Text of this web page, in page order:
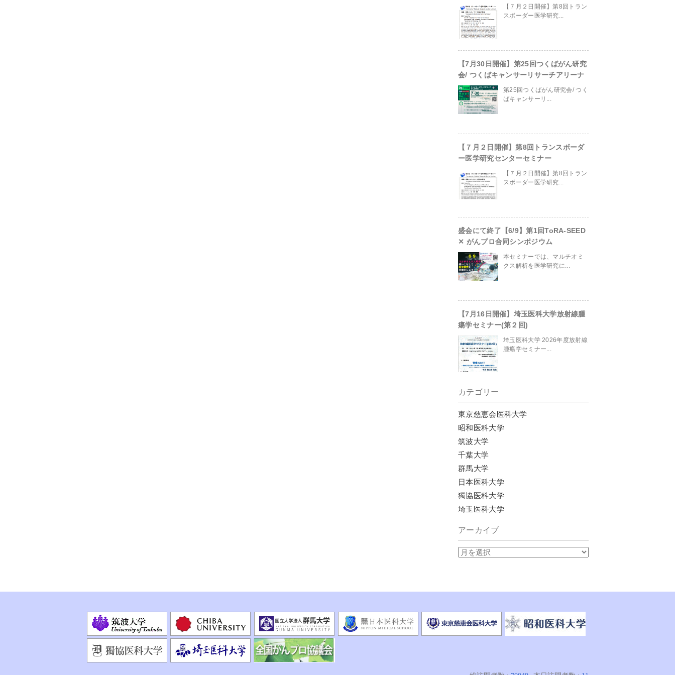
/home/ganpro/kanto-
ganpro.net/public_html/wordpress/wp-content/themes/site/header.phpon line
【７月２日開催】第8回トラン
スボーダー医学研究...
【7月30日開催】第25回つくばがん研究
会/ つくばキャンサーリサーチアリーナ
第25回つくばがん研究会/ つく
ばキャンサーリ...
【７月２日開催】第8回トランスボーダ
ー医学研究センターセミナー
【７月２日開催】第8回トラン
スボーダー医学研究...
盛会にて終了【6/9】第1回ToRA-SEED
✕ がんプロ合同シンポジウム
本セミナーでは、マルチオミ
クス解析を医学研究に...
【7月16日開催】埼玉医科大学放射線腫
瘍学セミナー(第２回)
埼玉医科大学 2026年度放射線
腫瘍学セミナー...
カテゴリー
東京慈恵会医科大学
昭和医科大学
筑波大学
千葉大学
群馬大学
日本医科大学
獨協医科大学
埼玉医科大学
アーカイブ